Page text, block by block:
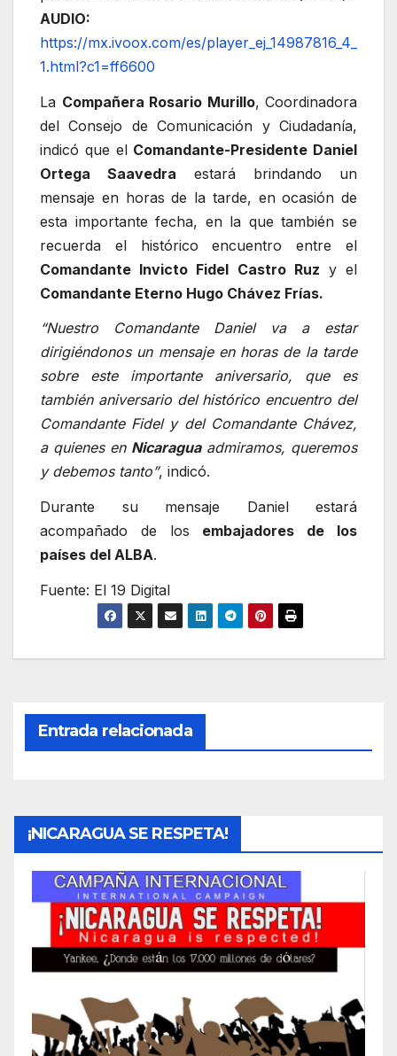
AUDIO:
https://mx.ivoox.com/es/player_ej_14987816_4_
1.html?c1=ff6600
La Compañera Rosario Murillo, Coordinadora
del Consejo de Comunicación y Ciudadanía,
indicó que el Comandante-Presidente Daniel
Ortega Saavedra estará brindando un
mensaje en horas de la tarde, en ocasión de
esta importante fecha, en la que también se
recuerda el histórico encuentro entre el
Comandante Invicto Fidel Castro Ruz y el
Comandante Eterno Hugo Chávez Frías.
“Nuestro Comandante Daniel va a estar
dirigiéndonos un mensaje en horas de la tarde
sobre este importante aniversario, que es
también aniversario del histórico encuentro del
Comandante Fidel y del Comandante Chávez,
a quienes en Nicaraguaadmiramos, queremos
y debemos tanto”, indicó.
Durante su mensaje Daniel estará
acompañado de los embajadores de los
países del ALBA.
Fuente: El 19 Digital
Entrada relacionada
¡NICARAGUA SE RESPETA!